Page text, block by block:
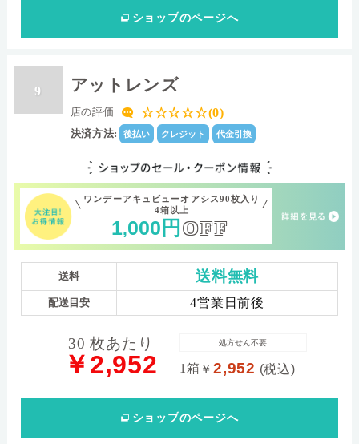
ショップのページへ
9 アットレンズ
店の評価: ☆☆☆☆☆(0)
決済方法: 後払い クレジット 代金引換
ワンデーアキュビューオアシス90枚入り
4箱以上
1,000 円 OFF
送料 送料無料
配送目安 4営業日前後
30 枚あたり
￥2,952 1箱 ￥2,952 (税込)
処方せん不要
ショップのページへ